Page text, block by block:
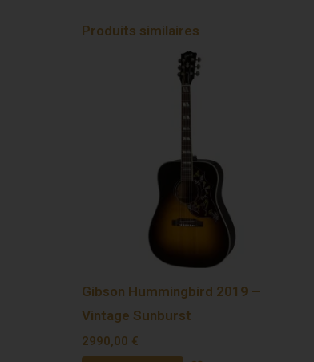
Produits similaires
Gibson Hummingbird 2019 –
Vintage Sunburst
2990,00 €